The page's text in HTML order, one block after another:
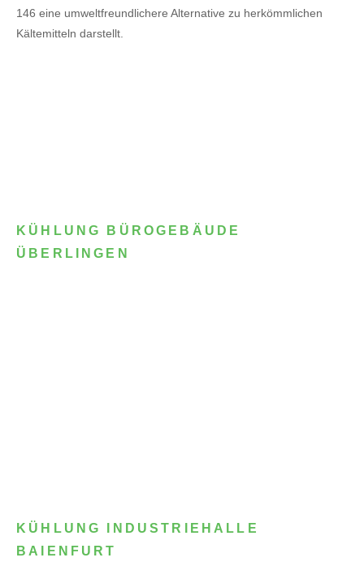
146 eine umweltfreundlichere Alternative zu herkömmlichen
Kältemitteln darstellt.
KÜHLUNG BÜROGEBÄUDE
ÜBERLINGEN
KÜHLUNG INDUSTRIEHALLE
BAIENFURT